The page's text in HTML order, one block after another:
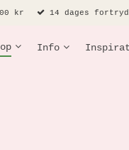
kr 14 dages
Info